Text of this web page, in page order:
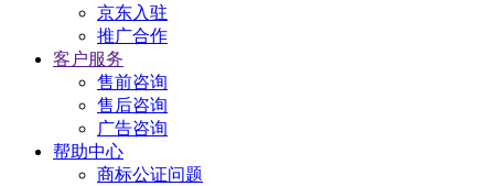
京东入驻
推广合作
客户服务
售前咨询
售后咨询
广告咨询
帮助中心
商标公证问题